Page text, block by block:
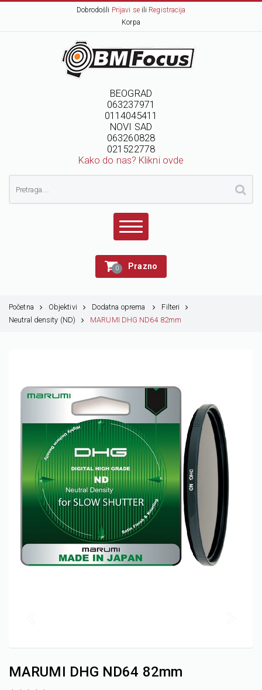
Dobrodošli Prijavi seili Registracija
Korpa
BEOGRAD
063237971
0114045411
NOVI SAD
063260828
021522778
Kako do nas? Klikni ovde
0 Prazno
Početna Objektivi Dodatna oprema
Filteri
Neutral density (ND)
MARUMI DHG ND64 82mm
MARUMI DHG ND64 82mm